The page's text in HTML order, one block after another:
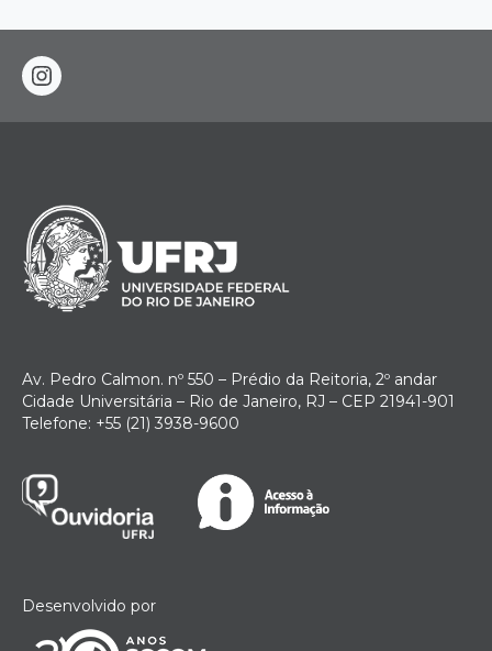
instagram
Av. Pedro Calmon. nº 550 – Prédio da Reitoria, 2º andar
Cidade Universitária – Rio de Janeiro, RJ – CEP 21941-901
Telefone: +55 (21) 3938-9600
Desenvolvido por